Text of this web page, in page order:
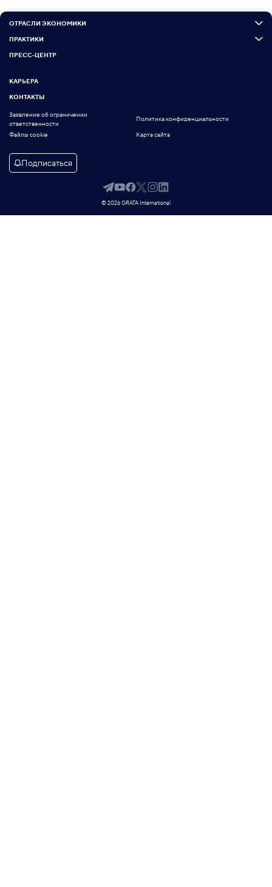
ОТРАСЛИ ЭКОНОМИКИ
ПРАКТИКИ
ПРЕСС-ЦЕНТР
КАРЬЕРА
КОНТАКТЫ
Заявление об ограничении
ответственности
Политика конфиденциальности
Файлы cookie Карта сайта
Подписаться
© 2026 GRATA International